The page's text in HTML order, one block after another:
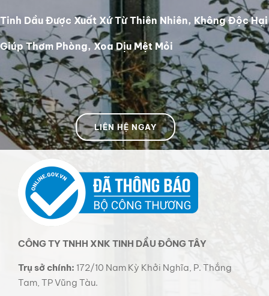
Tinh Dầu Được Xuất Xứ Từ Thiên Nhiên, Không Độc Hại
Giúp Thơm Phòng, Xoa Dịu Mệt Mỏi
LIÊN HỆ NGAY
CÔNG TY TNHH XNK TINH DẦU ĐÔNG TÂY
Trụ sở chính: 172/10 Nam Kỳ Khởi Nghĩa, P. Thắng
Tam, TP Vũng Tàu.